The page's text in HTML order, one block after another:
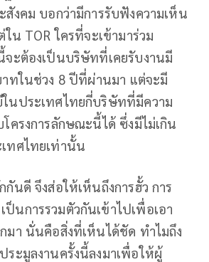
สังคม บอกว่ามีการรับฟังความเห็น
ใน TOR ใครที่จะเข้ามาร่วม
จะต้องเป็นบริษัทที่เคยรับงานมี
ทในช่วง 8 ปีที่ผ่านมา แต่จะมี
นประเทศไทยกี่บริษัทที่มีความ
โครงการลักษณะนี้ได้ ซึ่งมีไม่เกิน
ทศไทยเท่านั้น
นดี จึงส่อให้เห็นถึงการฮั้ว การ
นการรวมตัวกันเข้าไปเพื่อเอา
มา นั่นคือสิ่งที่เห็นได้ชัด ทำไมถึง
ระมูลงานครั้งนี้ลงมาเพื่อให้ผู้